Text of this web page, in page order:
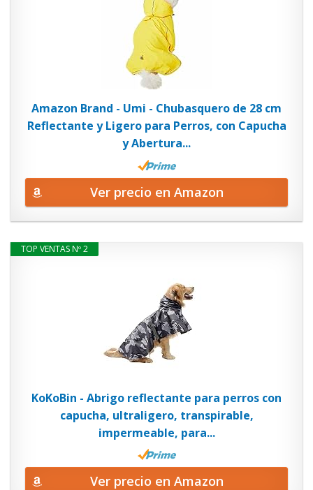
Amazon Brand - Umi - Chubasquero de 28 cm
Reflectante y Ligero para Perros, con Capucha
y Abertura...
Ver precio en Amazon
TOP VENTAS Nº 2
KoKoBin - Abrigo reflectante para perros con
capucha, ultraligero, transpirable,
impermeable, para...
Ver precio en Amazon